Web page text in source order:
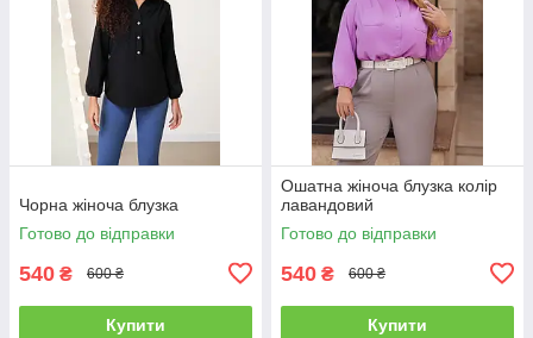
Чорна жіноча блузка
Готово до відправки
540 ₴ 600 ₴
Купити
Ошатна жіноча блузка колір
лавандовий
Готово до відправки
540 ₴ 600 ₴
Купити